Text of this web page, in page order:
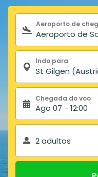
Formulário
Aeroporto de
Indo para
Chegada do voo
Ago 07 - 12:00
2 adultos